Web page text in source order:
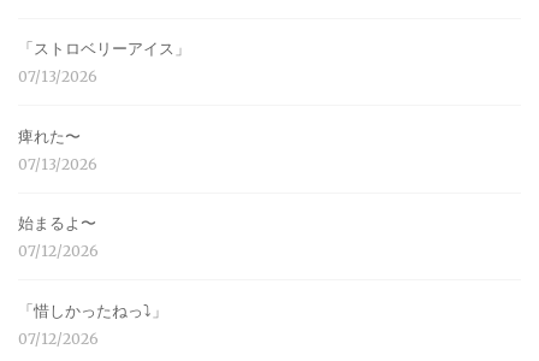
「ストロベリーアイス」
07/13/2026
痺れた〜
07/13/2026
始まるよ〜
07/12/2026
「惜しかったねっ⤵︎」
07/12/2026